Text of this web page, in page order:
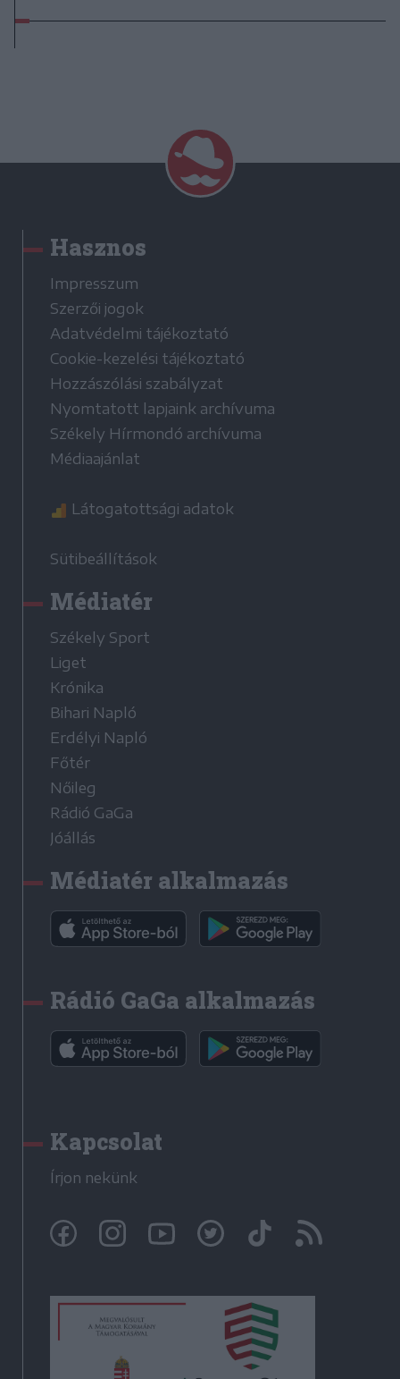
Hasznos
Impresszum
Szerzői jogok
Adatvédelmi tájékoztató
Cookie-kezelési tájékoztató
Hozzászólási szabályzat
Nyomtatott lapjaink archívuma
Székely Hírmondó archívuma
Médiaajánlat
Látogatottsági adatok
Sütibeállítások
Médiatér
Székely Sport
Liget
Krónika
Bihari Napló
Erdélyi Napló
Főtér
Nőileg
Rádió GaGa
Jóállás
Médiatér alkalmazás
Rádió GaGa alkalmazás
Kapcsolat
Írjon nekünk